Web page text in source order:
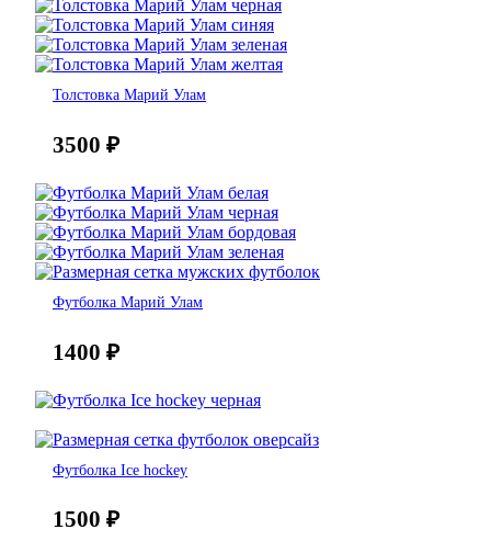
Толстовка Марий Улам
3500 ₽
Футболка Марий Улам
1400 ₽
Футболка Ice hockey
1500 ₽